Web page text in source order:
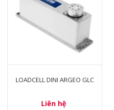
LOADCELL DINI ARGEO GLC
Liên hệ